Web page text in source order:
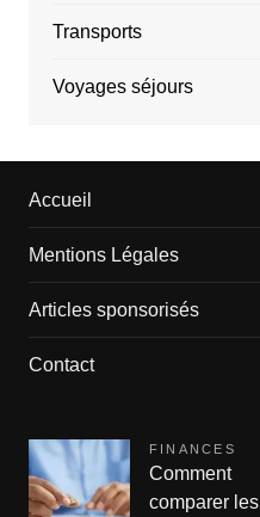
Transports
Voyages séjours
Accueil
Mentions Légales
Articles sponsorisés
Contact
FINANCES
Comment
comparer les